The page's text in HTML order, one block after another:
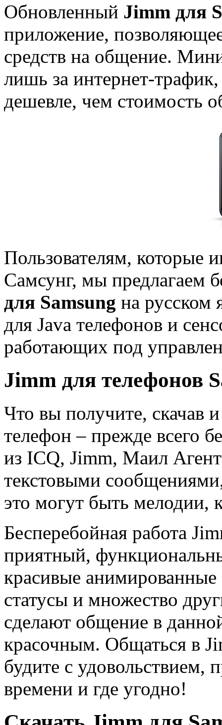
Обновленный Jimm для
приложение,
средств на общение.
лишь за интернет-
дешевле, чем
Пользователям, которые
Самсунг, мы предлагаем
для Samsung на русском
для Java телефонов и
работающих под
Jimm для телефонов
Что вы получите, скачав
телефон – прежде всего
из ICQ, Jimm, Маил
текстовыми
это могут быть мелодии,
Бесперебойная работа
приятный,
красивые
статусы и множество
сделают общение в
красочным. Общаться в
будите с удовольствием,
времени и где угодно!